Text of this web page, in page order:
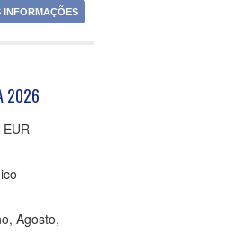
INFORMAÇÕES
2026
Agosto,